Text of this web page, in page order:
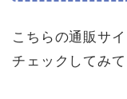
こちらの通販サ
チェックしてみて